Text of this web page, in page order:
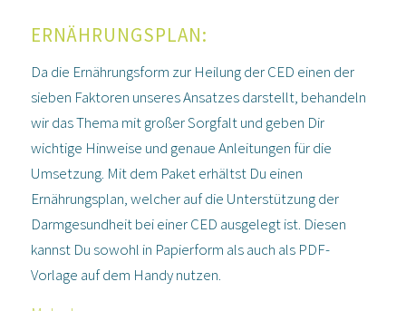
ERNÄHRUNGSPLAN:
Da die Ernährungsform zur Heilung der CED einen der
sieben Faktoren unseres Ansatzes darstellt, behandeln
wir das Thema mit großer Sorgfalt und geben Dir
wichtige Hinweise und genaue Anleitungen für die
Umsetzung. Mit dem Paket erhältst Du einen
Ernährungsplan, welcher auf die Unterstützung der
Darmgesundheit bei einer CED ausgelegt ist. Diesen
kannst Du sowohl in Papierform als auch als PDF-
Vorlage auf dem Handy nutzen.